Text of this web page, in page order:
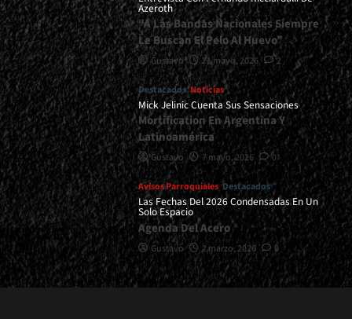
Azeroth
“A Las Bandas Nacionales Siempre
Le Buscan El Pelo Al Huevo”
Gustavo 21 mayo, 2026 2
Destacados Noticias
Mick Jelinic Cuenta Sus Sensaciones
Mortification En Argentina Y
Latinoamérica
Gustavo 7 mayo, 2026 0
Avisos Parroquiales Destacados
Las Fechas Del 2026 Condensadas En Un
Solo Espacio
Agenda Del Acero
Gustavo 2 marzo, 2026 0